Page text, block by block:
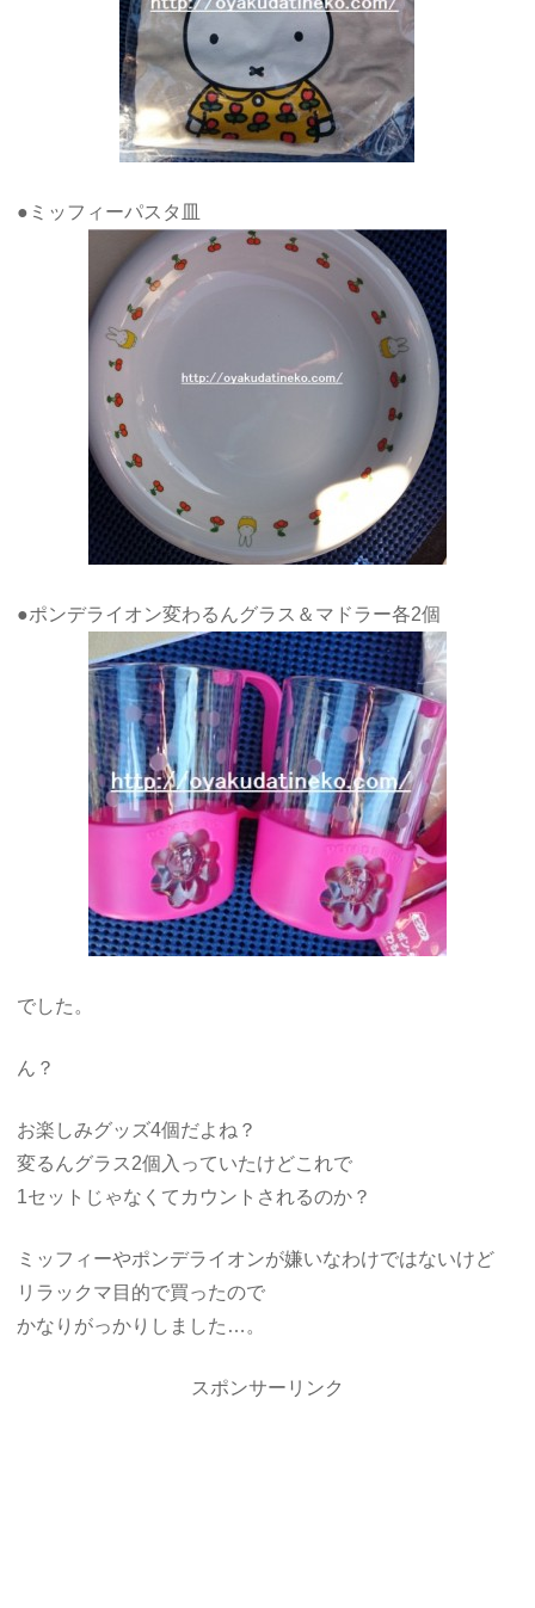
●ミッフィーパスタ皿
●ポンデライオン変わるんグラス＆マドラー各2個
でした。
ん？
お楽しみグッズ4個だよね？
変るんグラス2個入っていたけどこれで
1セットじゃなくてカウントされるのか？
ミッフィーやポンデライオンが嫌いなわけではないけど
リラックマ目的で買ったので
かなりがっかりしました…。
スポンサーリンク